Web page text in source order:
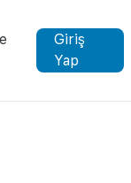
Giriş
Yap